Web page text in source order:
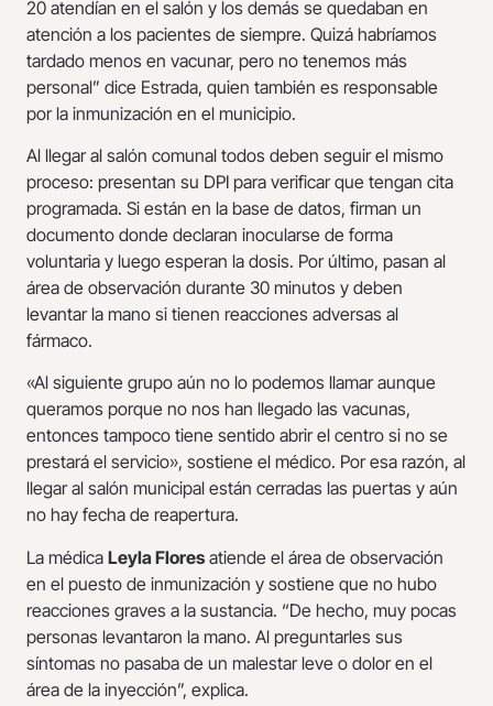
20 atendían en el salón y los demás se quedaban en
atención a los pacientes de siempre. Quizá habríamos
tardado menos en vacunar, pero no tenemos más
personal” dice Estrada, quien también es responsable
por la inmunización en el municipio.
Al llegar al salón comunal todos deben seguir el mismo
proceso: presentan su DPI para verificar que tengan cita
programada. Si están en la base de datos, firman un
documento donde declaran inocularse de forma
voluntaria y luego esperan la dosis. Por último, pasan al
área de observación durante 30 minutos y deben
levantar la mano si tienen reacciones adversas al
fármaco.
«Al siguiente grupo aún no lo podemos llamar aunque
queramos porque no nos han llegado las vacunas,
entonces tampoco tiene sentido abrir el centro si no se
prestará el servicio», sostiene el médico. Por esa razón, al
llegar al salón municipal están cerradas las puertas y aún
no hay fecha de reapertura.
La médica Leyla Flores atiende el área de observación
en el puesto de inmunización y sostiene que no hubo
reacciones graves a la sustancia. “De hecho, muy pocas
personas levantaron la mano. Al preguntarles sus
síntomas no pasaba de un malestar leve o dolor en el
área de la inyección”, explica.